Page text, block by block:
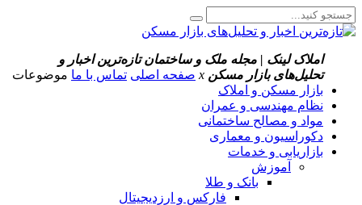
املاک لینک | مجله ملک و ساختمان تازه‌ترین اخبار و
تحلیل‌های بازار مسکن x صفحه اصلی تماس با ما موضوعات
بازار مسکن و املاک
نظام مهندسی و عمران
مواد و مصالح ساختمانی
دکوراسیون و معماری
بازاریابی و خدمات
آموزش
بانک و طلا
فارکس و ارزدیجیتال